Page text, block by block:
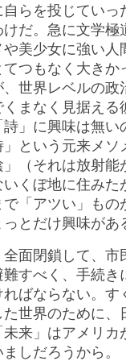
らを投じてい
だ。急に文学極
美少女に強い人
てつもなく大き
世界レベルの政
まなく見据える
」に興味は無い
という元来メ
（それは放射能
くぼ地に住みた
「アツい」も
とだけ興味があ
面閉鎖して、市
すべく、手続き
ばならない。す
世界のために、
来」はアメリカ
ましだろうから